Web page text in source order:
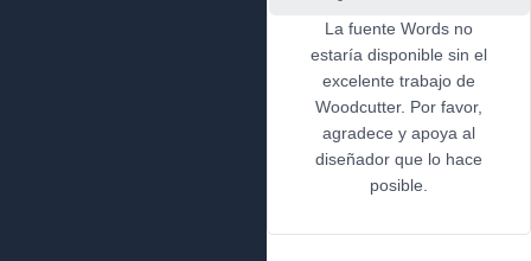
La fuente Words no
estaría disponible sin el
excelente trabajo de
Woodcutter. Por favor,
agradece y apoya al
diseñador que lo hace
posible.